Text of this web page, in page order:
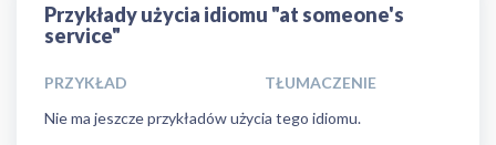
Przykłady użycia idiomu "at someone's
service"
PRZYKŁAD
TŁUMACZENIE
Nie ma jeszcze przykładów użycia tego idiomu.